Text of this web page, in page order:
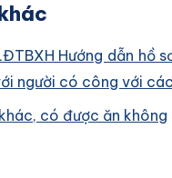
Hướng dẫn hồ
người có công với
có được ăn không